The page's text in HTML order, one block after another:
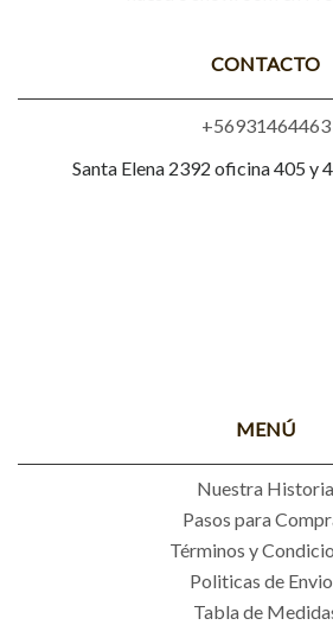
CONTACTO
+56931464463
Santa Elena 2392 oficina 405 y
MENÚ
Nuestra Historia
Pasos para
Términos y
Politicas de
Tabla de